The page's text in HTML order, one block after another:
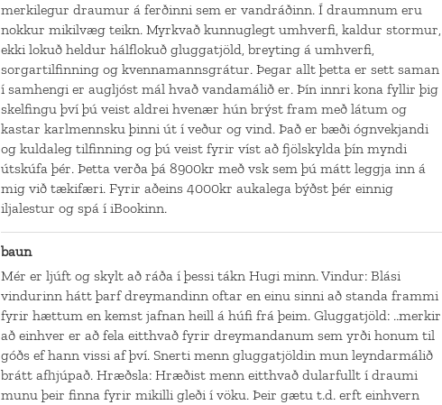
merkilegur draumur á ferðinni sem er vandráðinn. Í draumnum eru
nokkur mikilvæg teikn. Myrkvað kunnuglegt umhverfi, kaldur stormur,
ekki lokuð heldur hálflokuð gluggatjöld, breyting á umhverfi,
sorgartilfinning og kvennamannsgrátur. Þegar allt þetta er sett saman
í samhengi er augljóst mál hvað vandamálið er. Þín innri kona fyllir þig
skelfingu því þú veist aldrei hvenær hún brýst fram með látum og
kastar karlmennsku þinni út í veður og vind. Það er bæði ógnvekjandi
og kuldaleg tilfinning og þú veist fyrir víst að fjölskylda þín myndi
útskúfa þér. Þetta verða þá 8900kr með vsk sem þú mátt leggja inn á
mig við tækifæri. Fyrir aðeins 4000kr aukalega býðst þér einnig
iljalestur og spá í iBookinn.
baun
Mér er ljúft og skylt að ráða í þessi tákn Hugi minn. Vindur: Blási
vindurinn hátt þarf dreymandinn oftar en einu sinni að standa frammi
fyrir hættum en kemst jafnan heill á húfi frá þeim. Gluggatjöld: ..merkir
að einhver er að fela eitthvað fyrir dreymandanum sem yrði honum til
góðs ef hann vissi af því. Snerti menn gluggatjöldin mun leyndarmálið
brátt afhjúpað. Hræðsla: Hræðist menn eitthvað dularfullt í draumi
munu þeir finna fyrir mikilli gleði í vöku. Þeir gætu t.d. erft einhvern